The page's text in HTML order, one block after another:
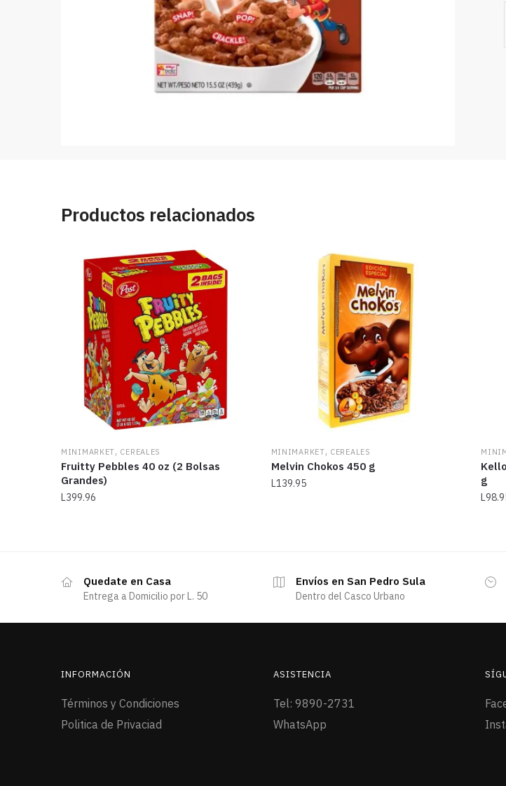
Productos relacionados
MINIMARKET, CEREALES
Fruitty Pebbles 40 oz (2 Bolsas
Grandes)
L399.96
MINIMARKET, CEREALES
Melvin Chokos 450 g
L139.95
g
L
Quedate en Casa
Entrega a Domicilio por L. 50
Envíos en San Pedro Sula
Dentro del Casco Urbano
INFORMACIÓN
Términos y Condiciones
Politica de Privaciad
ASISTENCIA
Tel: 9890-2731
WhatsApp